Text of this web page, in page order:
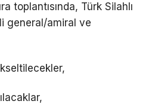
toplantısında, Türk Silahlı
general/amiral ve